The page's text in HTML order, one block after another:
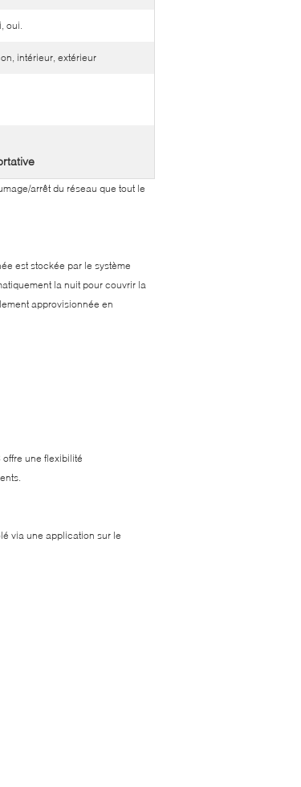
oui.
intérieur, extérieur
arrêt du réseau que tout le
est stockée par le système
la nuit pour couvrir la
approvisionnée en
une flexibilité
via une application sur le